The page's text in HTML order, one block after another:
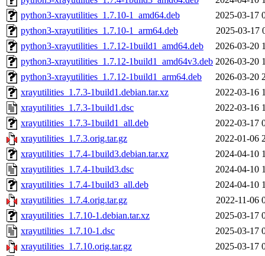
python3-xrayutilities_1.7.10-1_amd64.deb
2025-03-17
python3-xrayutilities_1.7.10-1_arm64.deb
2025-03-17
python3-xrayutilities_1.7.12-1build1_amd64.deb
2026-03-20
python3-xrayutilities_1.7.12-1build1_amd64v3.deb 2026-03-20
python3-xrayutilities_1.7.12-1build1_arm64.deb
2026-03-20
xrayutilities_1.7.3-1build1.debian.tar.xz
2022-03-16
xrayutilities_1.7.3-1build1.dsc
2022-03-16
xrayutilities_1.7.3-1build1_all.deb
2022-03-17
xrayutilities_1.7.3.orig.tar.gz
2022-01-06
xrayutilities_1.7.4-1build3.debian.tar.xz
2024-04-10
xrayutilities_1.7.4-1build3.dsc
2024-04-10
xrayutilities_1.7.4-1build3_all.deb
2024-04-10
xrayutilities_1.7.4.orig.tar.gz
2022-11-06
xrayutilities_1.7.10-1.debian.tar.xz
2025-03-17
xrayutilities_1.7.10-1.dsc
2025-03-17
xrayutilities_1.7.10.orig.tar.gz
2025-03-17